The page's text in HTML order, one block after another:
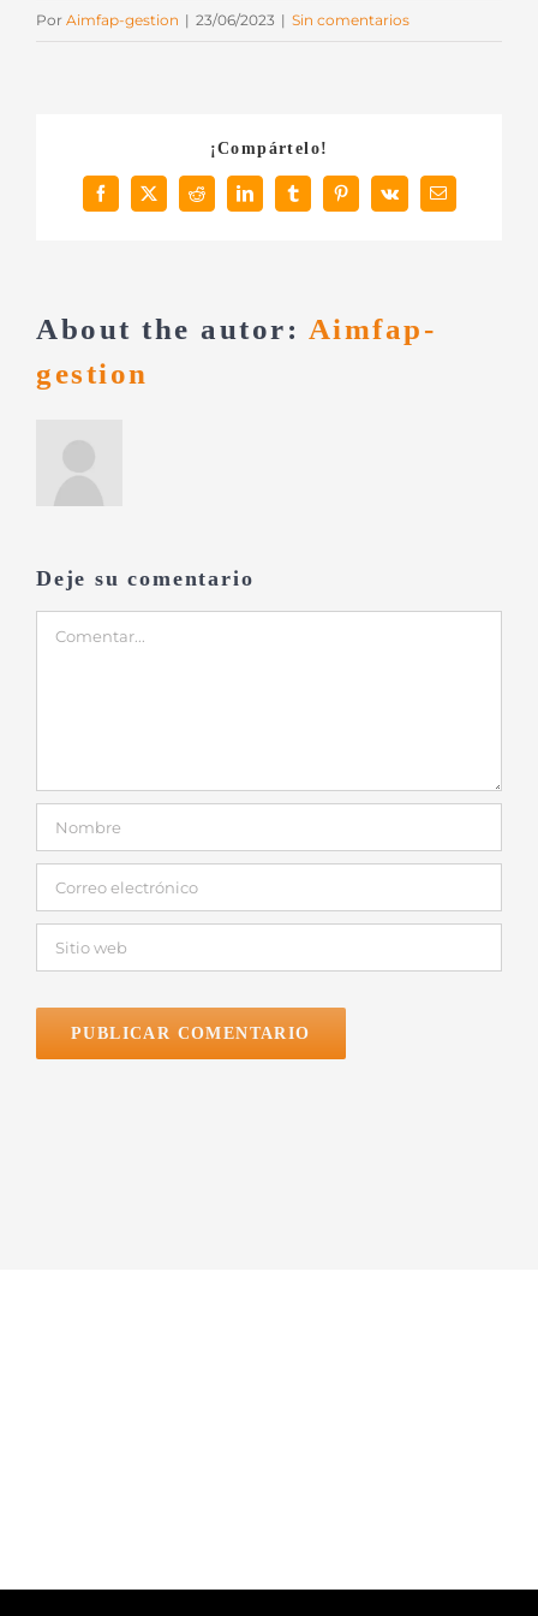
Por Aimfap-gestion | 23/06/2023 | Sin comentarios
¡Compártelo!
Facebook
X Reddit LinkedInTumblrPinterest
Vk
Correo
electrónico
About the autor: Aimfap-
gestion
Deje su comentario
Comentar